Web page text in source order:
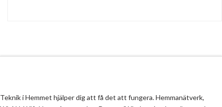
Teknik i Hemmet hjälper dig att få det att fungera. Hemmanätverk,